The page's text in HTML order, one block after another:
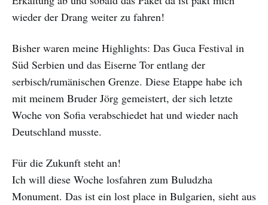
wieder der Drang weiter zu fahren!
Bisher waren meine Highlights: Das Guca Festival in
Süd Serbien und das Eiserne Tor entlang der
serbisch/rumänischen Grenze. Diese Etappe habe ich
mit meinem Bruder Jörg gemeistert, der sich letzte
Woche von Sofia verabschiedet hat und wieder nach
Deutschland musste.
Für die Zukunft steht an!
Ich will diese Woche losfahren zum Buludzha
Monument. Das ist ein lost place in Bulgarien, sieht aus